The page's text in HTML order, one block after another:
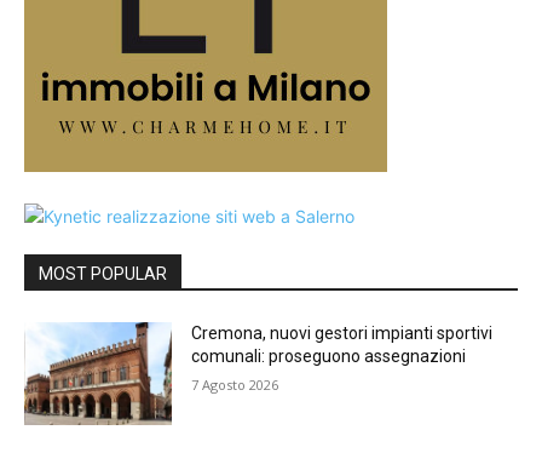
MOST POPULAR
Cremona, nuovi gestori impianti sportivi
comunali: proseguono assegnazioni
7 Agosto 2026